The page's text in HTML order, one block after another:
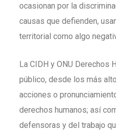
ocasionan por la
causas que defienden,
territorial como algo
La CIDH y ONU Derechos
público, desde los más
acciones o
derechos humanos; así
defensoras y del trabajo